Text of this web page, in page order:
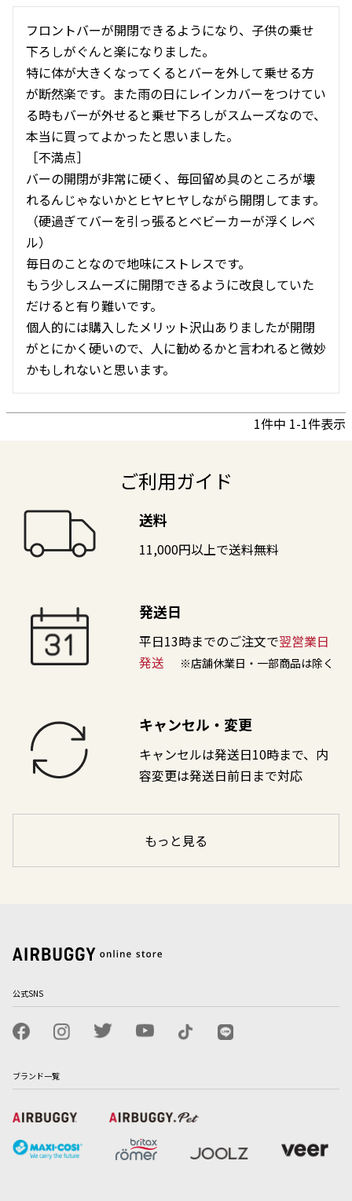
フロントバーが開閉できるようになり、子供の乗せ
下ろしがぐんと楽になりました。
特に体が大きくなってくるとバーを外して乗せる方
が断然楽です。また雨の日にレインカバーをつけてい
る時もバーが外せると乗せ下ろしがスムーズなので、
本当に買ってよかったと思いました。
［不満点］
バーの開閉が非常に硬く、毎回留め具のところが壊
れるんじゃないかとヒヤヒヤしながら開閉してます。
（硬過ぎてバーを引っ張るとベビーカーが浮くレベ
ル）
毎日のことなので地味にストレスです。
もう少しスムーズに開閉できるように改良していた
だけると有り難いです。
個人的には購入したメリット沢山ありましたが開閉
がとにかく硬いので、人に勧めるかと言われると微妙
かもしれないと思います。
1件中 1-1件表示
ご利用ガイド
送料
11,000円以上で送料無料
発送日
平日13時までのご注文で翌営業日
発送
※店舗休業日・一部商品は除く
キャンセル・変更
キャンセルは発送日10時まで、内
容変更は発送日前日まで対応
もっと見る
公式SNS
ブランド一覧